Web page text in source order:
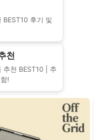
BEST10 후기 및
천
추천 BEST10 | 추
!